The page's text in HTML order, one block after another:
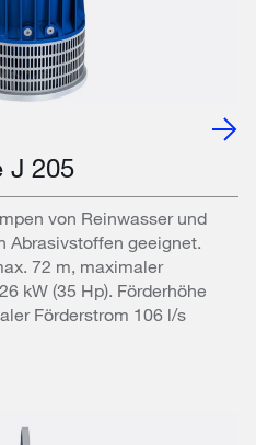
J 205
von Reinwasser und
geeignet.
72 m, maximaler
kW (35 Hp). Förderhöhe
Förderstrom 106 l/s